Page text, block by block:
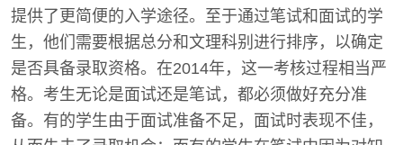
提供了更简便的入学途径。至于通过笔试和面试的学
生，他们需要根据总分和文理科别进行排序，以确定
是否具备录取资格。在2014年，这一考核过程相当严
格。考生无论是面试还是笔试，都必须做好充分准
备。有的学生由于面试准备不足，面试时表现不佳，